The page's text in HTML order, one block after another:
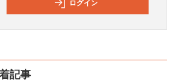
ログイン
記事